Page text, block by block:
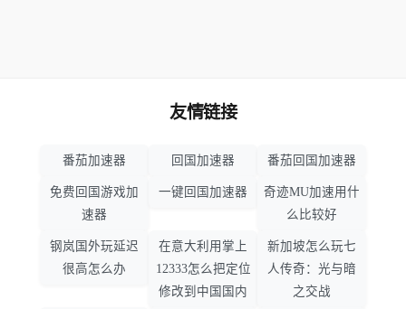
友情链接
番茄加速器 回国加速器 番茄回国加速器
免费回国游戏加
速器
一键回国加速器
奇迹MU加速用什
么比较好
钢岚国外玩延迟
很高怎么办
在意大利用掌上
12333怎么把定位
修改到中国国内
新加坡怎么玩七
人传奇：光与暗
之交战